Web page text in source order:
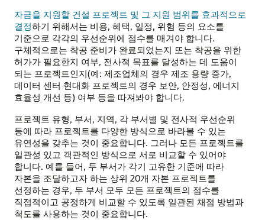
자금을 지원할 건설 프로젝트 및 그 지원 범위를 효과적으로
결정하기 위해서는 비용, 혜택, 일정, 위험 등의 요소를
기준으로 각각의 우선순위에 점수를 매겨야 합니다.
구체적으로는 착공 준비가 완료되었는지 또는 착공을 위한
허가가 필요한지 여부, 전사적 목표를 달성하는 데 도움이
되는 프로젝트인지(예: 제조업체의 경우 제조 용량 증가,
데이터 센터 현대화 프로젝트의 경우 보안, 안정성, 에너지
효율성 개선 등) 여부 등을 따져봐야 합니다.
프로젝트 유형, 부서, 지역, 각 부서별 및 전사적 우선순위
등에 따라 프로젝트를 다양한 방식으로 바라볼 수 있는
유연성을 갖추는 것이 중요합니다. 그러나 모든 프로젝트를
일관성 있고 객관적인 방식으로 서로 비교할 수 있어야
합니다. 예를 들어, 두 부서가 각기 고유한 기준에 따라
자본을 조달하고자 하는 상위 20개 자본 프로젝트를
선정하는 경우, 두 부서 모두 모든 프로젝트의 점수를
직접적이고 공정하게 비교할 수 있도록 일관된 채점 방법과
척도를 사용하는 것이 중요합니다.